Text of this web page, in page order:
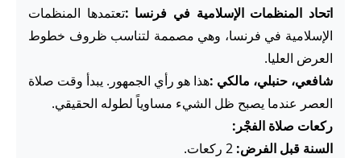
اتحاد المنظمات الإسلامية في فرنسا :تعتمدها المنظمات
الإسلامية في فرنسا، وهي مصممة لتناسب ظروف خطوط
العرض العليا.
شافعي، حنبلي، مالكي :هذا هو رأي الجمهور. يبدأ وقت صلاة
العصر عندما يصبح ظل الشيء مساوياً لطوله الحقيقي.
ركعات صلاة الفجْر:
السنة قبل الفرض: